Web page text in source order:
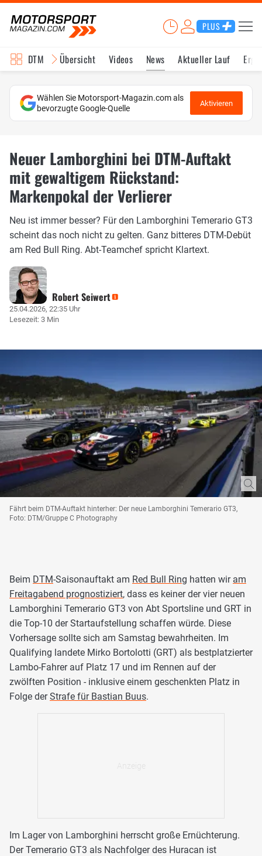
PLUS
DTM Übersicht Videos News Aktueller Lauf
Wählen Sie Motorsport-Magazin.com als
bevorzugte Google-Quelle
Aktivieren
Neuer Lamborghini bei DTM-Auftakt
mit gewaltigem Rückstand:
Markenpokal der Verlierer
Neu ist immer besser? Für den Lamborghini Temerario GT3
scheint das noch nicht zu gelten. Ganz bitteres DTM-Debüt
am Red Bull Ring. Abt-Teamchef spricht Klartext.
Robert Seiwert
25.04.2026, 22:35 Uhr
Lesezeit: 3 Min
Fährt beim DTM-Auftakt hinterher: Der neue Lamborghini Temerario GT3,
Foto: DTM/Gruppe C Photography
Beim DTM-Saisonauftakt am Red Bull Ring hatten wir am
Freitagabend prognostiziert, dass es keiner der vier neuen
Lamborghini Temerario GT3 von Abt Sportsline und GRT in
die Top-10 der Startaufstellung schaffen würde. Diese
Vorhersage sollte sich am Samstag bewahrheiten. Im
Qualifying landete Mirko Bortolotti (GRT) als bestplatzierter
Lambo-Fahrer auf Platz 17 und im Rennen auf der
zwölften Position - inklusive einem geschenkten Platz in
Folge derStrafe für Bastian Buus.
Im Lager von Lamborghini herrscht große Ernüchterung.
Der Temerario GT3 als Nachfolger des Huracan ist